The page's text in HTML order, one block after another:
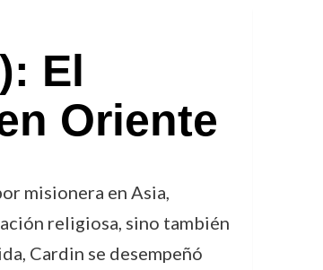
El
Oriente
misionera en Asia,
religiosa, sino también
Cardin se desempeñó